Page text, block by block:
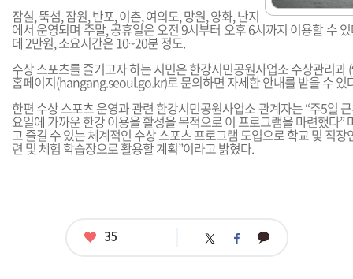
잠실, 뚝섬, 잠원, 반포, 이촌, 여의도, 망원, 양화, 난지
에서 운영되며 주말, 공휴일은 오전 9시부터 오후 6시까지 이용할 수
데 2만원, 소요시간은 10~20분 정도.
수상 스포츠를 즐기고자 하는 시민은 한강시민공원사업소 수상관리
홈페이지(hangang.seoul.go.kr)로 문의하면 자세한 안내를 받을 수 있
한편 수상 스포츠 운영과 관련 한강시민공원사업소 관계자는 “주5일
요일에 가까운 한강 이용을 활성을 목적으로 이 프로그램을 마련했다”
고 즐길 수 있는 체계적인 수상 스포츠 프로그램 도입으로 학교 및 직장
련 및 체험 학습장으로 활용할 계획”이라고 밝혔다.
좋
35 트 페 카